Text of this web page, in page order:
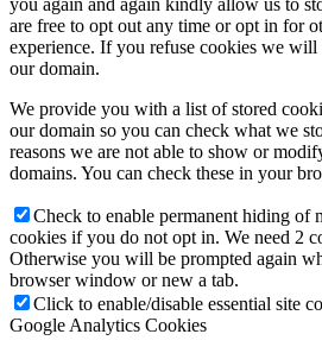
are free to opt out any time or opt in for
experience. If you refuse cookies we will
our domain.
We provide you with a list of stored
our domain so you can check what we
reasons we are not able to show or
domains. You can check these in your
Check to enable permanent hiding of
cookies if you do not opt in. We need 2
Otherwise you will be prompted again
browser window or new a tab.
Click to enable/disable essential site
Google Analytics Cookies